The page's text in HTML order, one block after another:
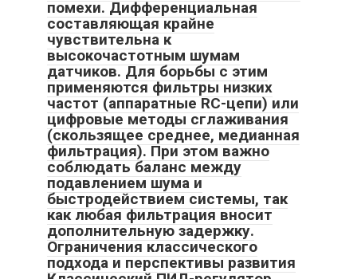
помехи. Дифференциальная
составляющая крайне
чувствительна к
высокочастотным шумам
датчиков. Для борьбы с этим
применяются фильтры низких
частот (аппаратные RC-цепи) или
цифровые методы сглаживания
(скользящее среднее, медианная
фильтрация). При этом важно
соблюдать баланс между
подавлением шума и
быстродействием системы, так
как любая фильтрация вносит
дополнительную задержку.
Ограничения классического
подхода и перспективы развития